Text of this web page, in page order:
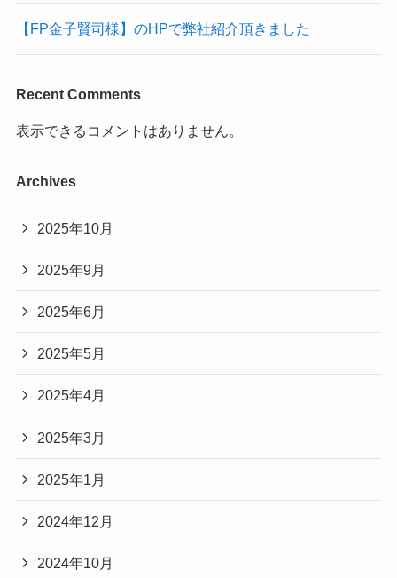
【FP金子賢司様】のHPで弊社紹介頂きました
Recent Comments
表示できるコメントはありません。
Archives
2025年10月
2025年9月
2025年6月
2025年5月
2025年4月
2025年3月
2025年1月
2024年12月
2024年10月